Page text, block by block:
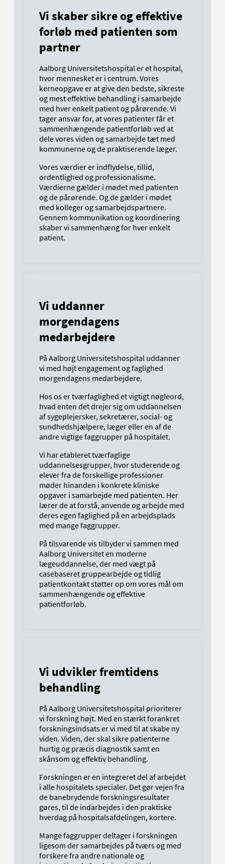
Vi skaber sikre og effektive
forløb med patienten som
partner
Aalborg Universitetshospital er et hospital,
hvor mennesket er i centrum. Vores
kerneopgave er at give den bedste, sikreste
og mest effektive behandling i samarbejde
med hver enkelt patient og pårørende. Vi
tager ansvar for, at vores patienter får et
sammenhængende patientforløb ved at
dele vores viden og samarbejde tæt med
kommunerne og de praktiserende læger.
Vores værdier er indflydelse, tillid,
ordentlighed og professionalisme.
Værdierne gælder i mødet med patienten
og de pårørende. Og de gælder i mødet
med kolleger og samarbejdspartnere.
Gennem kommunikation og koordinering
skaber vi sammenhæng for hver enkelt
patient.
Vi uddanner
morgendagens
medarbejdere
På Aalborg Universitetshospital uddanner
vi med højt engagement og faglighed
morgendagens medarbejdere.
Hos os er tværfaglighed et vigtigt nøgleord,
hvad enten det drejer sig om uddannelsen
af sygeplejersker, sekretærer, social- og
sundhedshjælpere, læger eller en af de
andre vigtige faggrupper på hospitalet.
Vi har etableret tværfaglige
uddannelsesgrupper, hvor studerende og
elever fra de forskellige professioner
møder hinanden i konkrete kliniske
opgaver i samarbejde med patienten. Her
lærer de at forstå, anvende og arbejde med
deres egen faglighed på en arbejdsplads
med mange faggrupper.
På tilsvarende vis tilbyder vi sammen med
Aalborg Universitet en moderne
lægeuddannelse, der med vægt på
casebaseret gruppearbejde og tidlig
patientkontakt støtter op om vores mål om
sammenhængende og effektive
patientforløb.
Vi udvikler fremtidens
behandling
På Aalborg Universitetshospital prioriterer
vi forskning højt. Med en stærkt forankret
forskningsindsats er vi med til at skabe ny
viden. Viden, der skal sikre patienterne
hurtig og præcis diagnostik samt en
skånsom og effektiv behandling.
Forskningen er en integreret del af arbejdet
i alle hospitalets specialer. Det gør vejen fra
de banebrydende forskningsresultater
gøres, til de indarbejdes i den praktiske
hverdag på hospitalsafdelingen, kortere.
Mange faggrupper deltager i forskningen
ligesom der samarbejdes på tværs og med
forskere fra andre nationale og